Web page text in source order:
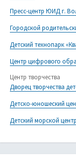
Пресс-центр ЮИД г.
Городской
Детский технопарк
Центр цифрового
Центр творчества
Дворец творчества
Детско-юношеский
Детский морской